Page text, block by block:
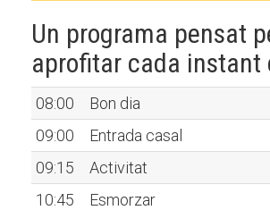
Un programa pensat
aprofitar cada instant
08:00
Bon dia
09:00
Entrada casal
09:15
Activitat
10:45
Esmorzar